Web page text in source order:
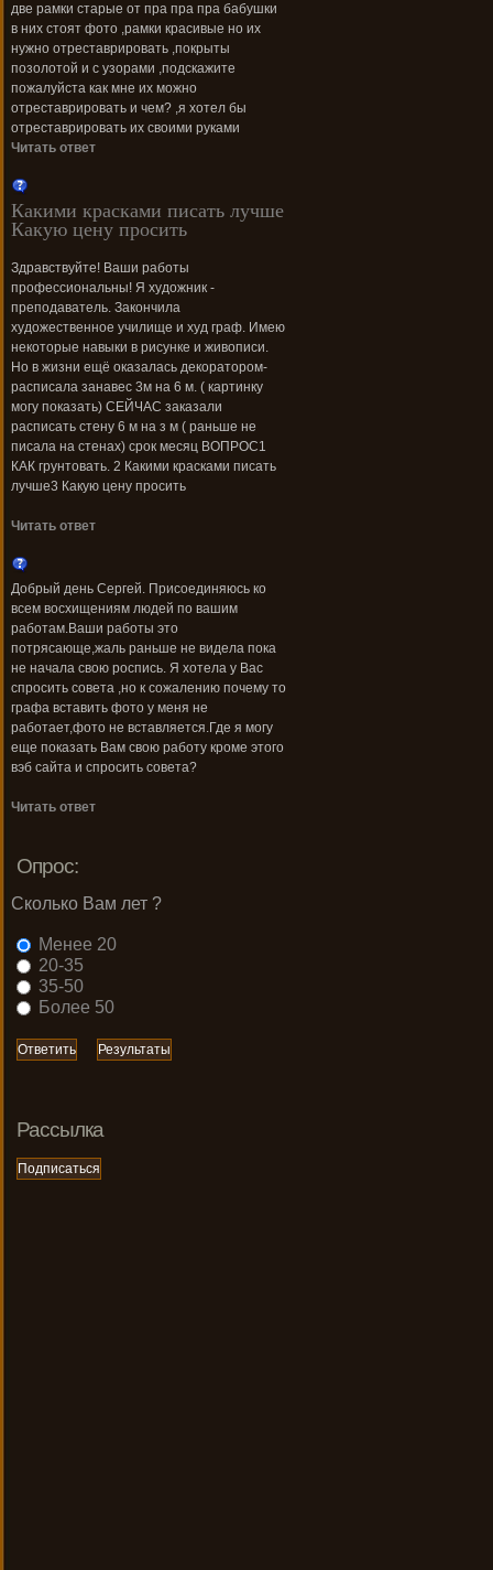
две рамки старые от пра пра пра бабушки
в них стоят фото ,рамки красивые но их
нужно отреставрировать ,покрыты
позолотой и с узорами ,подскажите
пожалуйста как мне их можно
отреставрировать и чем? ,я хотел бы
отреставрировать их своими руками
Читать ответ
Какими красками писать лучше
Какую цену просить
Здравствуйте! Ваши работы
профессиональны! Я художник -
преподаватель. Закончила
художественное училище и худ граф. Имею
некоторые навыки в рисунке и живописи.
Но в жизни ещё оказалась декоратором-
расписала занавес 3м на 6 м. ( картинку
могу показать) СЕЙЧАС заказали
расписать стену 6 м на з м ( раньше не
писала на стенах) срок месяц ВОПРОС1
КАК грунтовать. 2 Какими красками писать
лучше3 Какую цену просить
Читать ответ
Добрый день Сергей. Присоединяюсь ко
всем восхищениям людей по вашим
работам.Ваши работы это
потрясающе,жаль раньше не видела пока
не начала свою роспись. Я хотела у Вас
спросить совета ,но к сожалению почему то
графа вставить фото у меня не
работает,фото не вставляется.Где я могу
еще показать Вам свою работу кроме этого
вэб сайта и спросить совета?
Читать ответ
Опрос:
Сколько Вам лет ?
Менее 20
20-35
35-50
Более 50
Рассылка